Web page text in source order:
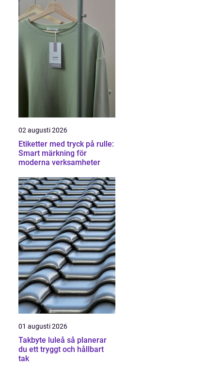
02 augusti 2026
Etiketter med tryck på rulle:
Smart märkning för
moderna verksamheter
01 augusti 2026
Takbyte luleå så planerar
du ett tryggt och hållbart
tak